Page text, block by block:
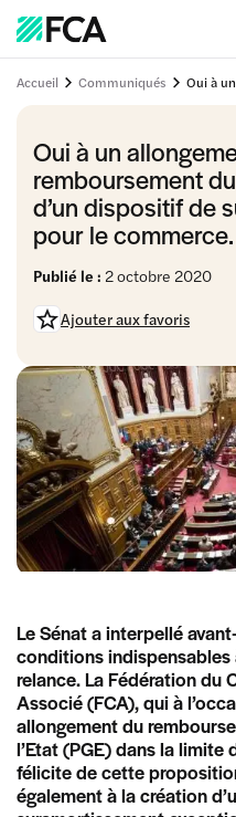
Accueil Communiqués
Oui à un
remboursement
d’un dispositif de
pour le commerce.
Publié le : 2 octobre 2020
Ajouter aux favoris
Le Sénat a interpellé
conditions indispensables
relance. La Fédération du
Associé (FCA), qui à
allongement du
l’Etat (PGE) dans la limite
félicite de cette
également à la création